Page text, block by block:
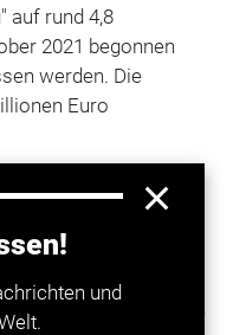
und
auf rund 4,8
2021 begonnen
werden. Die
Euro
München gesperrt